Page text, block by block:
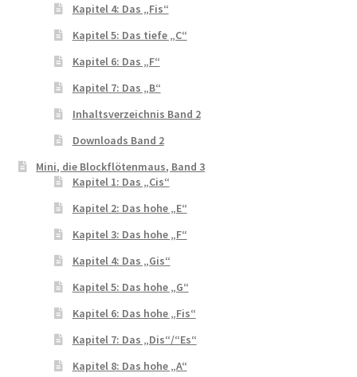
Kapitel 4: Das „Fis“
Kapitel 5: Das tiefe „C“
Kapitel 6: Das „F“
Kapitel 7: Das „B“
Inhaltsverzeichnis Band 2
Downloads Band 2
Mini, die Blockflötenmaus, Band 3
Kapitel 1: Das „Cis“
Kapitel 2: Das hohe „E“
Kapitel 3: Das hohe „F“
Kapitel 4: Das „Gis“
Kapitel 5: Das hohe „G“
Kapitel 6: Das hohe „Fis“
Kapitel 7: Das „Dis“/“Es“
Kapitel 8: Das hohe „A“